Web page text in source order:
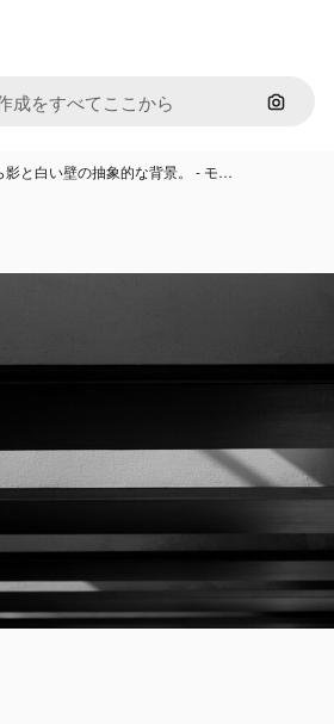
画像で
影と白い壁の抽象的な背景。 - モ…